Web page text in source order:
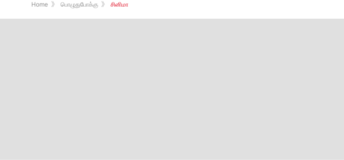
Home 》 பொழுதுபோக்கு 》 சினிமா